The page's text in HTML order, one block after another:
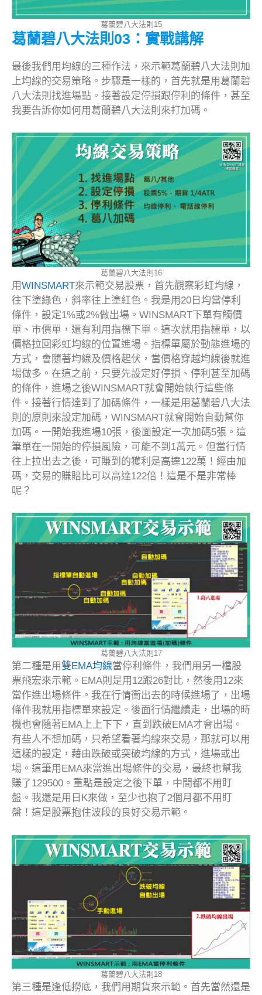
葛蘭碧八大法則15
葛蘭碧八大法則03：實戰講解
最後我們用均線的三種作法，來示範葛蘭碧八大法則加
上均線的交易策略。步驟是一樣的，首先就是用葛蘭碧
八大法則找進場點。接著設定停損跟停利的條件，甚至
我要告訴你如何用葛蘭碧八大法則來打加碼。
葛蘭碧八大法則16
用WINSMART來示範交易股票，首先觀察彩虹均線，
往下塗綠色，斜率往上塗紅色。我是用20日均當停利
條件，設定1%或2%做出場。WINSMART下單有觸價
單、市價單，還有利用指標下單。這次就用指標單，以
價格拉回彩虹均線的位置進場。指標單屬於動態進場的
方式，會隨著均線及價格起伏，當價格穿越均線後就進
場做多。在這之前，只要先設定好停損、停利甚至加碼
的條件，進場之後WINSMART就會開始執行這些條
件。接著行情達到了加碼條件，一樣是用葛蘭碧八大法
則的原則來設定加碼，WINSMART就會開始自動幫你
加碼。一開始我進場10張，後面設定一次加碼5張。這
筆單在一開始的停損風險，可能不到1萬元。但當行情
往上拉出去之後，可賺到的獲利是高達122萬！經由加
碼，交易的賺賠比可以高達122倍！這是不是非常棒
呢？
葛蘭碧八大法則17
第二種是用雙EMA均線當停利條件，我們用另一檔股
票飛宏來示範。EMA則是用12跟26對比，然後用12來
當作進出場條件。我在行情衝出去的時候進場了，出場
條件我就用指標單來設定。後面行情繼續走，出場的時
機也會隨著EMA上上下下，直到跌破EMA才會出場。
有些人不想加碼，只希望看著均線來交易，那就可以用
這樣的設定，藉由跌破或突破均線的方式，進場或出
場。這筆用EMA來當進出場條件的交易，最終也幫我
賺了129500。重點是設定之後下單，中間都不用盯
盤。我還是用日K來做，至少也抱了2個月都不用盯
盤！這是股票抱住波段的良好交易示範。
葛蘭碧八大法則18
第三種是逢低撈底，我們用期貨來示範。首先當然還是